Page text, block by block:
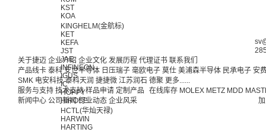
KST
KOA
KINGHELM(金航标)
KET
KEFA
JST
JAE
INFINEON
IGUS
IC
HOPPY
HIROSE
HCTL(华灿天禄)
HARWIN
HARTING
关于捷迈 企业介绍 企业文化 发展历程 代理证书 联系我们
产品线卡 泰科 安世半导体 日压瑞子 毫欧电子 莫仕 美浦森半导体 民承电子 安
SMK 电安科技 泰科天润 捷捷微 江苏润石 德聚 更多......
服务与支持 技术支持 样品申请 定制产品 在线库存 MOLEX METZ MDD
新闻中心 公司新闻 行业动态 企业风采